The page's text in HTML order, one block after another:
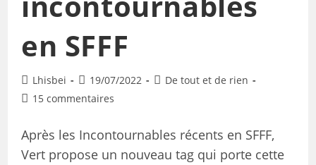
en SFFF
Lhisbei 19/07/2022
De tout et de rien
15 commentaires
Après les Incontournables récents en SFFF,
Vert propose un nouveau tag qui porte cette